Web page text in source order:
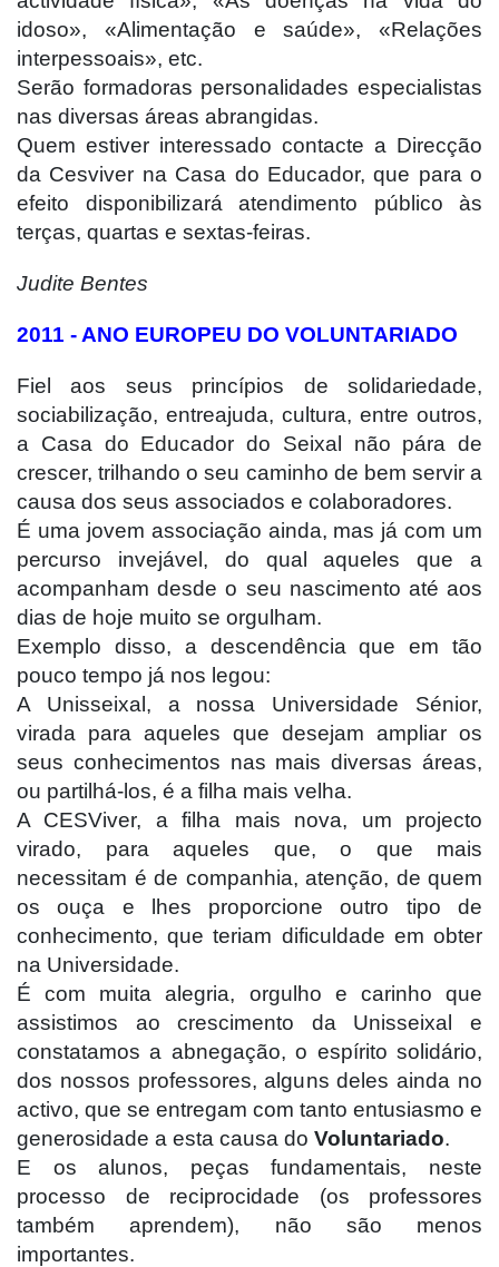
idoso», «Alimentação e saúde», «Relações
interpessoais», etc.
Serão formadoras personalidades especialistas
nas diversas áreas abrangidas.
Quem estiver interessado contacte a Direcção
da Cesviver na Casa do Educador, que para o
efeito disponibilizará atendimento público às
terças, quartas e sextas-feiras.
Judite Bentes
2011 - ANO EUROPEU DO VOLUNTARIADO
Fiel aos seus princípios de solidariedade,
sociabilização, entreajuda, cultura, entre outros,
a Casa do Educador do Seixal não pára de
crescer, trilhando o seu caminho de bem servir a
causa dos seus associados e colaboradores.
É uma jovem associação ainda, mas já com um
percurso invejável, do qual aqueles que a
acompanham desde o seu nascimento até aos
dias de hoje muito se orgulham.
Exemplo disso, a descendência que em tão
pouco tempo já nos legou:
A Unisseixal, a nossa Universidade Sénior,
virada para aqueles que desejam ampliar os
seus conhecimentos nas mais diversas áreas,
ou partilhá-los, é a filha mais velha.
A CESViver, a filha mais nova, um projecto
virado, para aqueles que, o que mais
necessitam é de companhia, atenção, de quem
os ouça e lhes proporcione outro tipo de
conhecimento, que teriam dificuldade em obter
na Universidade.
É com muita alegria, orgulho e carinho que
assistimos ao crescimento da Unisseixal e
constatamos a abnegação, o espírito solidário,
dos nossos professores, alguns deles ainda no
activo, que se entregam com tanto entusiasmo e
generosidade a esta causa do Voluntariado.
E os alunos, peças fundamentais, neste
processo de reciprocidade (os professores
também aprendem), não são menos
importantes.